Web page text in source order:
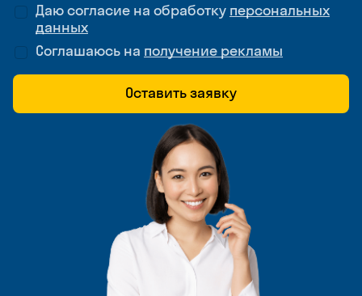
Даю согласие на обработку персональных
данных
Соглашаюсь на получение рекламы
Оставить заявку